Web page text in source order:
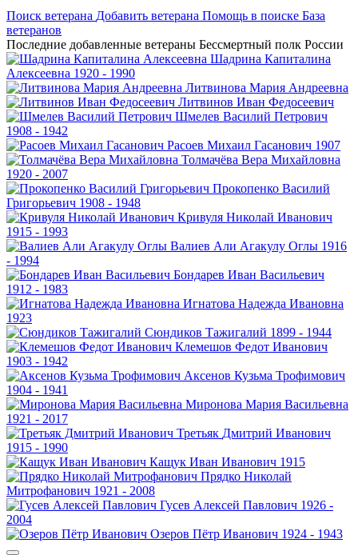
Поиск ветерана Добавить ветерана Помощь в поиске База
ветеранов
Последние добавленные ветераны Бессмертный полк России
Шадрина Капиталина
Алексеевна 1920 - 1990
Литвинова Мария Андреевна
Литвинов Иван Федосеевич
Шмелев Василий Петрович
1908 - 1942
Расоев Михаил Гасанович 1907
Толмачёва Вера Михайловна
1920 - 2007
Прокопенко Василий
Григорьевич 1908 - 1948
Кривуля Николай Иванович
1915 - 1993
Валиев Али Агакулу Оглы 1916
- 1994
Бондарев Иван Васильевич
1912 - 1983
Игнатова Надежда Ивановна
1923
Сюндиков Тажигалий 1899 - 1944
Клемешов Федот Иванович
1903 - 1942
Аксенов Кузьма Трофимович
1904 - 1941
Миронова Мария Васильевна
1921 - 2017
Третьяк Дмитрий Иванович
1915 - 1990
Кащук Иван Иванович 1915
Прядко Николай
Митрофанович 1921 - 2008
Гусев Алексей Павлович 1926 -
2004
Озеров Пётр Иванович 1924 - 1943